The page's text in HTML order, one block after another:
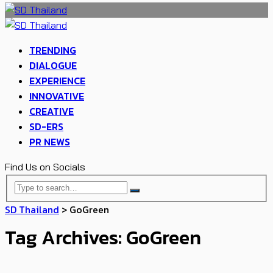
TRENDING
DIALOGUE
EXPERIENCE
INNOVATIVE
CREATIVE
SD-ERS
PR NEWS
Find Us on Socials
SD Thailand > GoGreen
Tag Archives: GoGreen